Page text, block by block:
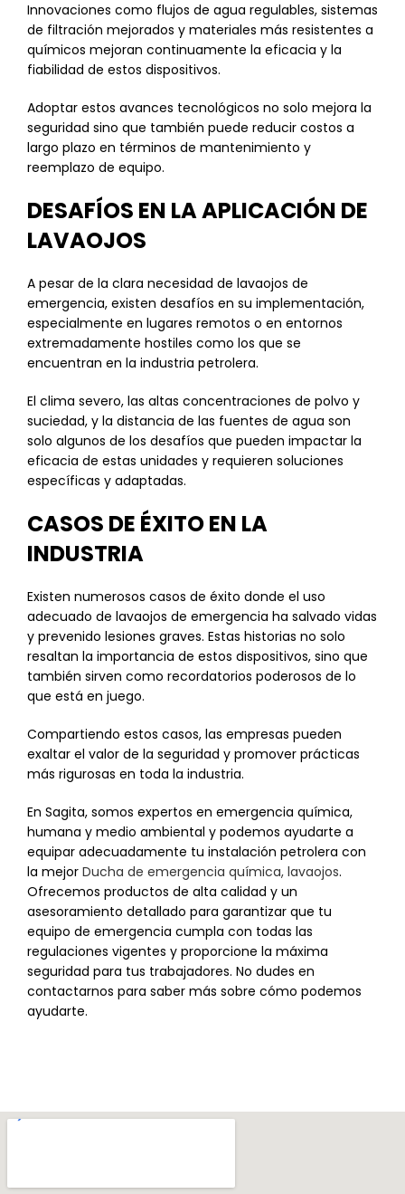
Innovaciones como flujos de agua regulables, sistemas
de filtración mejorados y materiales más resistentes a
químicos mejoran continuamente la eficacia y la
fiabilidad de estos dispositivos.
Adoptar estos avances tecnológicos no solo mejora la
seguridad sino que también puede reducir costos a
largo plazo en términos de mantenimiento y
reemplazo de equipo.
DESAFÍOS EN LA APLICACIÓN DE
LAVAOJOS
A pesar de la clara necesidad de lavaojos de
emergencia, existen desafíos en su implementación,
especialmente en lugares remotos o en entornos
extremadamente hostiles como los que se
encuentran en la industria petrolera.
El clima severo, las altas concentraciones de polvo y
suciedad, y la distancia de las fuentes de agua son
solo algunos de los desafíos que pueden impactar la
eficacia de estas unidades y requieren soluciones
específicas y adaptadas.
CASOS DE ÉXITO EN LA
INDUSTRIA
Existen numerosos casos de éxito donde el uso
adecuado de lavaojos de emergencia ha salvado vidas
y prevenido lesiones graves. Estas historias no solo
resaltan la importancia de estos dispositivos, sino que
también sirven como recordatorios poderosos de lo
que está en juego.
Compartiendo estos casos, las empresas pueden
exaltar el valor de la seguridad y promover prácticas
más rigurosas en toda la industria.
En Sagita, somos expertos en emergencia química,
humana y medio ambiental y podemos ayudarte a
equipar adecuadamente tu instalación petrolera con
la mejor Ducha de emergencia química, lavaojos.
Ofrecemos productos de alta calidad y un
asesoramiento detallado para garantizar que tu
equipo de emergencia cumpla con todas las
regulaciones vigentes y proporcione la máxima
seguridad para tus trabajadores. No dudes en
contactarnos para saber más sobre cómo podemos
ayudarte.